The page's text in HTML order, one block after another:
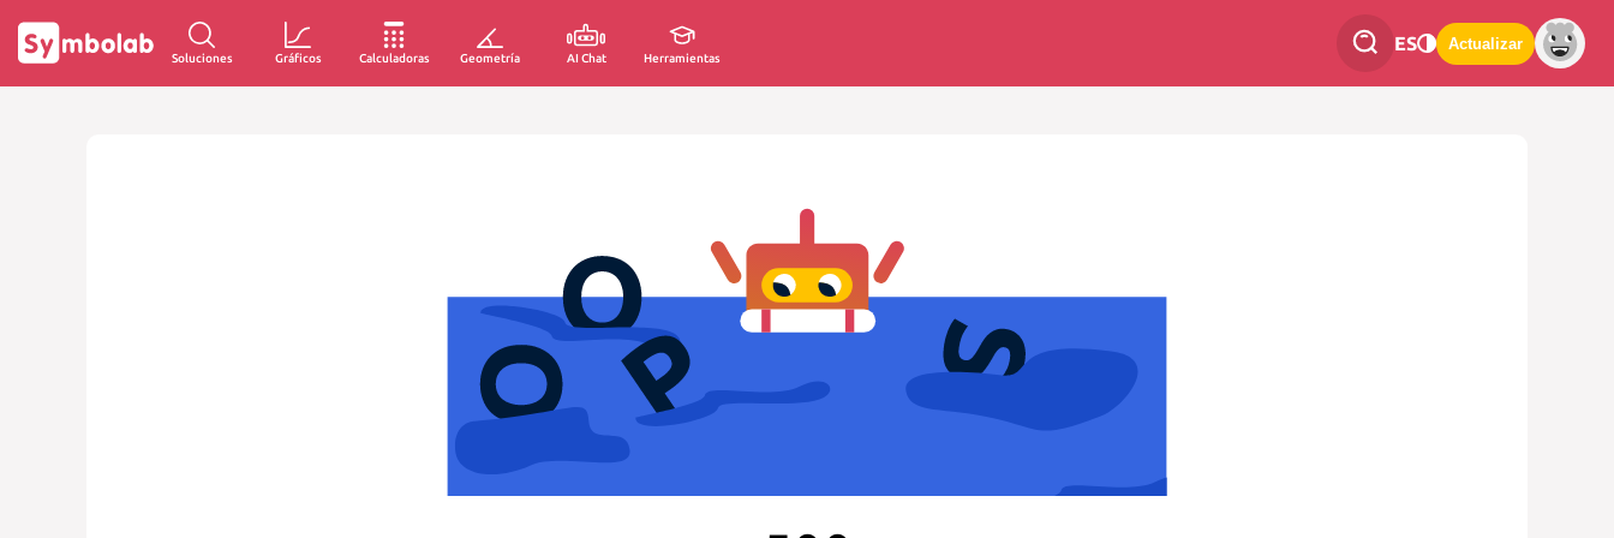
Soluciones Gráficos Calculadoras Geometría AI Chat Herramientas
ES Actualizar